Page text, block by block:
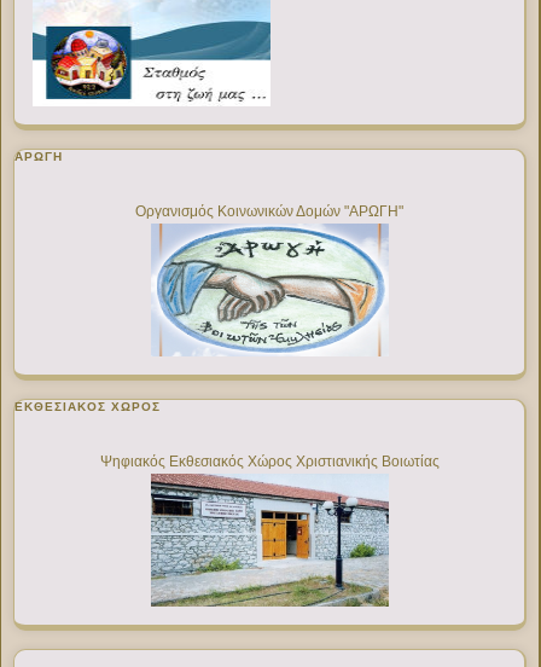
ΑΡΩΓΗ
Οργανισμός Κοινωνικών Δομών "ΑΡΩΓΗ"
ΕΚΘΕΣΙΑΚΌΣ ΧΏΡΟΣ
Ψηφιακός Εκθεσιακός Χώρος Χριστιανικής Βοιωτίας